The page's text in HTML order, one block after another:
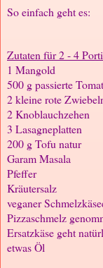
So einfach geht es:
Zutaten für 2 - 4
1 Mangold
500 g passierte
2 kleine rote
2 Knoblauchzehen
3 Lasagneplatten
200 g Tofu natur
Garam Masala
Pfeffer
Kräutersalz
veganer
Pizzaschmelz
Ersatzkäse geht
etwas Öl